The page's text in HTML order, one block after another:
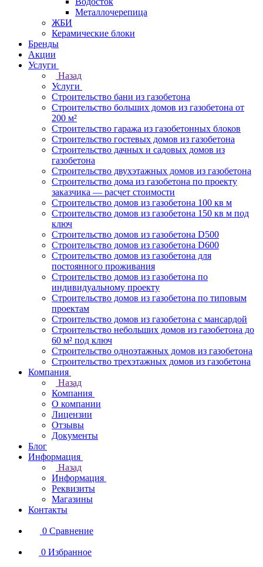
Металлочерепица
ЖБИ
Керамические блоки
Бренды
Акции
Услуги
Назад
Услуги
Строительство бани из газобетона
Строительство больших домов из газобетона от
200 м²
Строительство гаража из газобетонных блоков
Строительство гостевых домов из газобетона
Строительство дачных и садовых домов из
газобетона
Строительство двухэтажных домов из газобетона
Строительство дома из газобетона по проекту
заказчика — расчет стоимости
Строительство домов из газобетона 100 кв м
Строительство домов из газобетона 150 кв м под
ключ
Строительство домов из газобетона D500
Строительство домов из газобетона D600
Строительство домов из газобетона для
постоянного проживания
Строительство домов из газобетона по
индивидуальному проекту
Строительство домов из газобетона по типовым
проектам
Строительство домов из газобетона с мансардой
Строительство небольших домов из газобетона до
60 м² под ключ
Строительство одноэтажных домов из газобетона
Строительство трехэтажных домов из газобетона
Компания
Назад
Компания
О компании
Лицензии
Отзывы
Документы
Блог
Информация
Назад
Информация
Реквизиты
Магазины
Контакты
0 Сравнение
0 Избранное